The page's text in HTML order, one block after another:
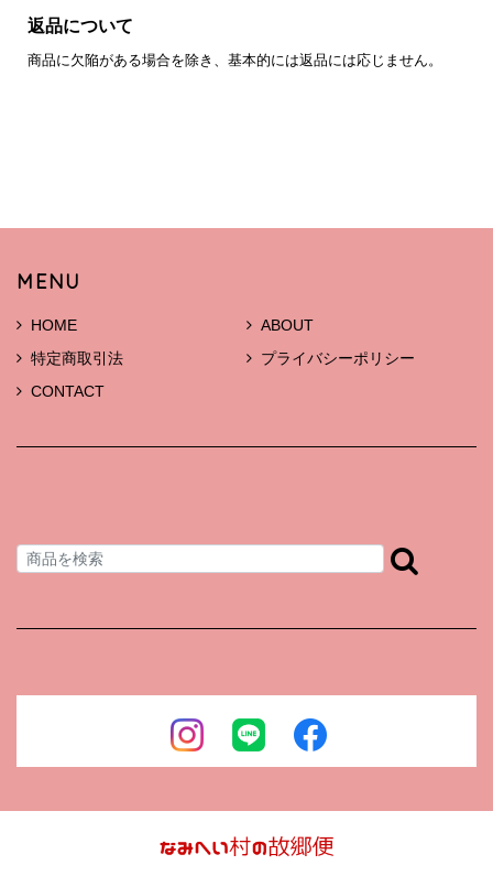
返品について
商品に欠陥がある場合を除き、基本的には返品には応じません。
MENU
HOME
ABOUT
特定商取引法
プライバシーポリシー
CONTACT